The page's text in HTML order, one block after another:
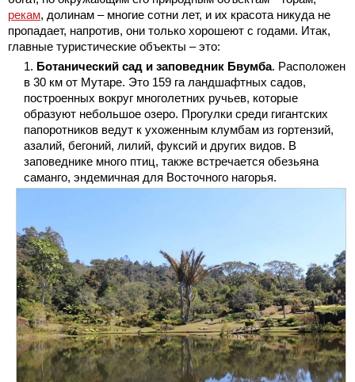
рекам, долинам – многие сотни лет, и их красота никуда не
пропадает, напротив, они только хорошеют с годами. Итак,
главные туристические объекты – это:
Ботанический сад и заповедник Бвумба. Расположен
в 30 км от Мутаре. Это 159 га ландшафтных садов,
построенных вокруг многолетних ручьев, которые
образуют небольшое озеро. Прогулки среди гигантских
папоротников ведут к ухоженным клумбам из гортензий,
азалий, бегоний, лилий, фуксий и других видов. В
заповеднике много птиц, также встречается обезьяна
саманго, эндемичная для Восточного нагорья.